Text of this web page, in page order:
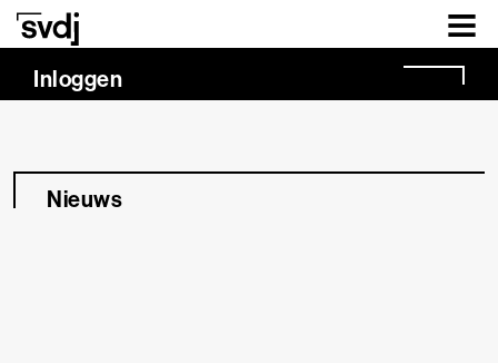
Naar hoofdinhoud
Inloggen
Nieuws